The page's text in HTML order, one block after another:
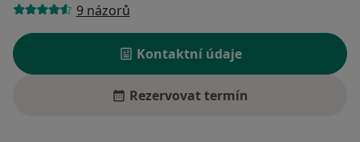
9 názorů
Kontaktní údaje
Rezervovat termín